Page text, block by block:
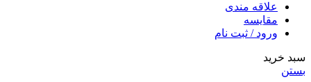
علاقه مندی
مقایسه
ورود / ثبت نام
سبد خرید
بستن